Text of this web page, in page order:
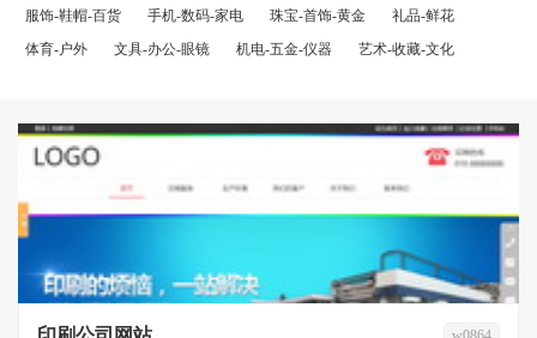
服饰-鞋帽-百货
手机-数码-家电 珠宝-首饰-黄金
礼品-鲜花
体育-户外
文具-办公-眼镜 机电-五金-仪器 艺术-收藏-文化